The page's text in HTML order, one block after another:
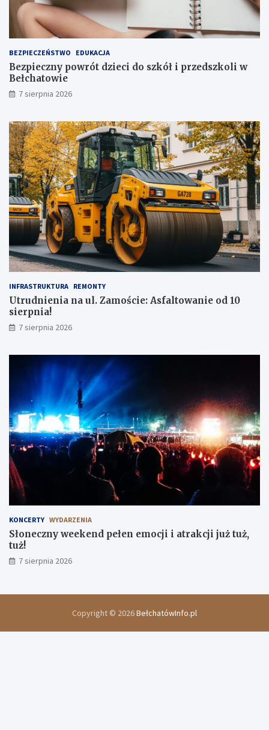
ż
u
ż
,
t
u
ż
BEZPIECZEŃSTWO EDUKACJA
Bezpieczny powrót dzieci do szkół i przedszkoli w
Bełchatowie
7 sierpnia 2026
INFRASTRUKTURA REMONTY
Utrudnienia na ul. Zamoście: Asfaltowanie od 10
sierpnia!
7 sierpnia 2026
KONCERTY WYDARZENIA
Słoneczny weekend pełen emocji i atrakcji już tuż,
tuż!
7 sierpnia 2026
Copyright © 2026BełchatówInfo.pl